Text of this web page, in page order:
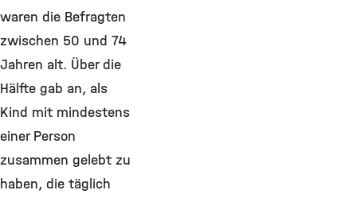
waren die Befragten
zwischen 50 und 74
Jahren alt. Über die
Hälfte gab an, als
Kind mit mindestens
einer Person
zusammen gelebt zu
haben, die täglich